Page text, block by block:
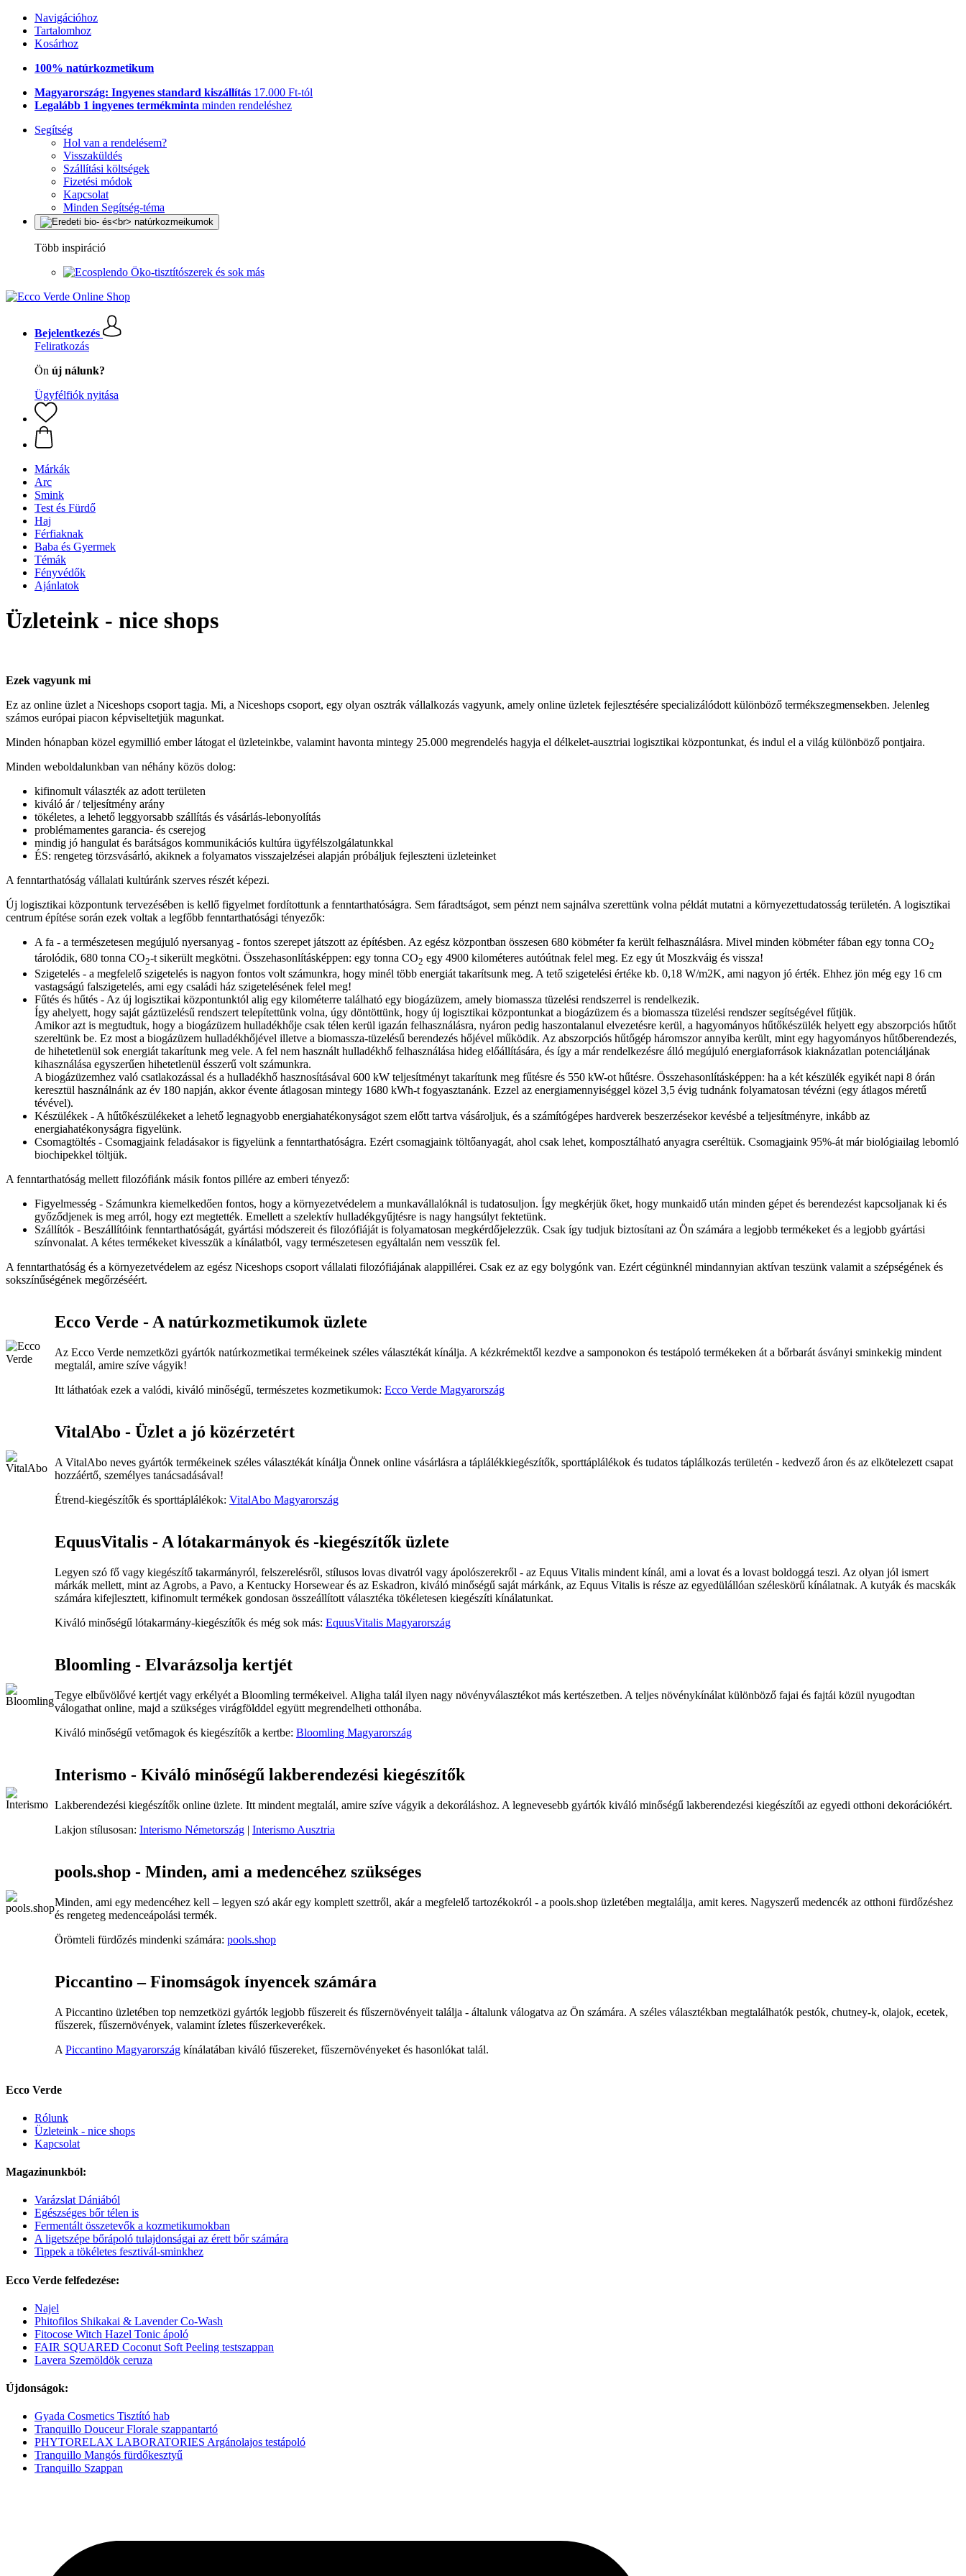
Navigációhoz
Tartalomhoz
Kosárhoz
100% natúrkozmetikum
Magyarország: Ingyenes standard kiszállítás 17.000 Ft-tól
Legalább 1 ingyenes termékminta minden rendeléshez
Segítség
Hol van a rendelésem?
Visszaküldés
Szállítási költségek
Fizetési módok
Kapcsolat
Minden Segítség-téma
Több inspiráció
Öko-tisztítószerek és sok más
Bejelentkezés
Feliratkozás
Ön új nálunk?
Ügyfélfiók nyitása
Márkák
Arc
Smink
Test és Fürdő
Haj
Férfiaknak
Baba és Gyermek
Témák
Fényvédők
Ajánlatok
Üzleteink - nice shops
Ezek vagyunk mi
Ez az online üzlet a Niceshops csoport tagja. Mi, a Niceshops csoport, egy olyan osztrák vállalkozás vagyunk, amely online üzletek fejlesztésére specializálódott különböző termékszegmensekben. Jelenleg
számos európai piacon képviseltetjük magunkat.
Minden hónapban közel egymillió ember látogat el üzleteinkbe, valamint havonta mintegy 25.000 megrendelés hagyja el délkelet-ausztriai logisztikai központunkat, és indul el a világ különböző pontjaira.
Minden weboldalunkban van néhány közös dolog:
kifinomult választék az adott területen
kiváló ár / teljesítmény arány
tökéletes, a lehető leggyorsabb szállítás és vásárlás-lebonyolítás
problémamentes garancia- és cserejog
mindig jó hangulat és barátságos kommunikációs kultúra ügyfélszolgálatunkkal
ÉS: rengeteg törzsvásárló, akiknek a folyamatos visszajelzései alapján próbáljuk fejleszteni üzleteinket
A fenntarthatóság vállalati kultúránk szerves részét képezi.
Új logisztikai központunk tervezésében is kellő figyelmet fordítottunk a fenntarthatóságra. Sem fáradtságot, sem pénzt nem sajnálva szerettünk volna példát mutatni a környezettudatosság területén. A logisztikai
centrum építése során ezek voltak a legfőbb fenntarthatósági tényezők:
A fa - a természetesen megújuló nyersanyag - fontos szerepet játszott az építésben. Az egész központban összesen 680 köbméter fa került felhasználásra. Mivel minden köbméter fában egy tonna CO2
tárolódik, 680 tonna CO2-t sikerült megkötni. Összehasonlításképpen: egy tonna CO2 egy 4900 kilométeres autóútnak felel meg. Ez egy út Moszkváig és vissza!
Szigetelés - a megfelelő szigetelés is nagyon fontos volt számunkra, hogy minél több energiát takarítsunk meg. A tető szigetelési értéke kb. 0,18 W/m2K, ami nagyon jó érték. Ehhez jön még egy 16 cm
vastagságú falszigetelés, ami egy családi ház szigetelésének felel meg!
Fűtés és hűtés - Az új logisztikai központunktól alig egy kilométerre található egy biogázüzem, amely biomassza tüzelési rendszerrel is rendelkezik.
Így ahelyett, hogy saját gáztüzelésű rendszert telepítettünk volna, úgy döntöttünk, hogy új logisztikai központunkat a biogázüzem és a biomassza tüzelési rendszer segítségével fűtjük.
Amikor azt is megtudtuk, hogy a biogázüzem hulladékhője csak télen kerül igazán felhasználásra, nyáron pedig haszontalanul elvezetésre kerül, a hagyományos hűtőkészülék helyett egy abszorpciós hűtőt
szereltünk be. Ez most a biogázüzem hulladékhőjével illetve a biomassza-tüzelésű berendezés hőjével működik. Az abszorpciós hűtőgép háromszor annyiba került, mint egy hagyományos hűtőberendezés,
de hihetetlenül sok energiát takarítunk meg vele. A fel nem használt hulladékhő felhasználása hideg előállítására, és így a már rendelkezésre álló megújuló energiaforrások kiaknázatlan potenciáljának
kihasználása egyszerűen hihetetlenül ésszerű volt számunkra.
A biogázüzemhez való csatlakozással és a hulladékhő hasznosításával 600 kW teljesítményt takarítunk meg fűtésre és 550 kW-ot hűtésre. Összehasonlításképpen: ha a két készülék egyikét napi 8 órán
keresztül használnánk az év 180 napján, akkor évente átlagosan mintegy 1680 kWh-t fogyasztanánk. Ezzel az energiamennyiséggel közel 3,5 évig tudnánk folyamatosan tévézni (egy átlagos méretű
tévével).
Készülékek - A hűtőkészülékeket a lehető legnagyobb energiahatékonyságot szem előtt tartva vásároljuk, és a számítógépes hardverek beszerzésekor kevésbé a teljesítményre, inkább az
energiahatékonyságra figyelünk.
Csomagtöltés - Csomagjaink feladásakor is figyelünk a fenntarthatóságra. Ezért csomagjaink töltőanyagát, ahol csak lehet, komposztálható anyagra cseréltük. Csomagjaink 95%-át már biológiailag lebomló
biochipekkel töltjük.
A fenntarthatóság mellett filozófiánk másik fontos pillére az emberi tényező:
Figyelmesség - Számunkra kiemelkedően fontos, hogy a környezetvédelem a munkavállalóknál is tudatosuljon. Így megkérjük őket, hogy munkaidő után minden gépet és berendezést kapcsoljanak ki és
győződjenek is meg arról, hogy ezt megtették. Emellett a szelektív hulladékgyűjtésre is nagy hangsúlyt fektetünk.
Szállítók - Beszállítóink fenntarthatóságát, gyártási módszereit és filozófiáját is folyamatosan megkérdőjelezzük. Csak így tudjuk biztosítani az Ön számára a legjobb termékeket és a legjobb gyártási
színvonalat. A kétes termékeket kivesszük a kínálatból, vagy természetesen egyáltalán nem vesszük fel.
A fenntarthatóság és a környezetvédelem az egész Niceshops csoport vállalati filozófiájának alappillérei. Csak ez az egy bolygónk van. Ezért cégünknél mindannyian aktívan teszünk valamit a szépségének és
sokszínűségének megőrzéséért.
Ecco Verde - A natúrkozmetikumok üzlete
Az Ecco Verde nemzetközi gyártók natúrkozmetikai termékeinek széles választékát kínálja. A kézkrémektől kezdve a samponokon és testápoló termékeken át a bőrbarát ásványi sminkekig mindent
megtalál, amire szíve vágyik!
Itt láthatóak ezek a valódi, kiváló minőségű, természetes kozmetikumok: Ecco Verde Magyarország
VitalAbo - Üzlet a jó közérzetért
A VitalAbo neves gyártók termékeinek széles választékát kínálja Önnek online vásárlásra a táplálékkiegészítők, sporttáplálékok és tudatos táplálkozás területén - kedvező áron és az elkötelezett csapat
hozzáértő, személyes tanácsadásával!
Étrend-kiegészítők és sporttáplálékok: VitalAbo Magyarország
EquusVitalis - A lótakarmányok és -kiegészítők üzlete
Legyen szó fő vagy kiegészítő takarmányról, felszerelésről, stílusos lovas divatról vagy ápolószerekről - az Equus Vitalis mindent kínál, ami a lovat és a lovast boldoggá teszi. Az olyan jól ismert
márkák mellett, mint az Agrobs, a Pavo, a Kentucky Horsewear és az Eskadron, kiváló minőségű saját márkánk, az Equus Vitalis is része az egyedülállóan széleskörű kínálatnak. A kutyák és macskák
számára kifejlesztett, kifinomult termékek gondosan összeállított választéka tökéletesen kiegészíti kínálatunkat.
Kiváló minőségű lótakarmány-kiegészítők és még sok más: EquusVitalis Magyarország
Bloomling - Elvarázsolja kertjét
Tegye elbűvölővé kertjét vagy erkélyét a Bloomling termékeivel. Aligha talál ilyen nagy növényválasztékot más kertészetben. A teljes növénykínálat különböző fajai és fajtái közül nyugodtan
válogathat online, majd a szükséges virágfölddel együtt megrendelheti otthonába.
Kiváló minőségű vetőmagok és kiegészítők a kertbe: Bloomling Magyarország
Interismo - Kiváló minőségű lakberendezési kiegészítők
Lakberendezési kiegészítők online üzlete. Itt mindent megtalál, amire szíve vágyik a dekoráláshoz. A legnevesebb gyártók kiváló minőségű lakberendezési kiegészítői az egyedi otthoni dekorációkért.
Lakjon stílusosan: Interismo Németország | Interismo Ausztria
pools.shop - Minden, ami a medencéhez szükséges
Minden, ami egy medencéhez kell – legyen szó akár egy komplett szettről, akár a megfelelő tartozékokról - a pools.shop üzletében megtalálja, amit keres. Nagyszerű medencék az otthoni fürdőzéshez
és rengeteg medenceápolási termék.
Örömteli fürdőzés mindenki számára: pools.shop
Piccantino – Finomságok ínyencek számára
A Piccantino üzletében top nemzetközi gyártók legjobb fűszereit és fűszernövényeit találja - általunk válogatva az Ön számára. A széles választékban megtalálhatók pestók, chutney-k, olajok, ecetek,
fűszerek, fűszernövények, valamint ízletes fűszerkeverékek.
A Piccantino Magyarország kínálatában kiváló fűszereket, fűszernövényeket és hasonlókat talál.
Ecco Verde
Rólunk
Üzleteink - nice shops
Kapcsolat
Magazinunkból:
Varázslat Dániából
Egészséges bőr télen is
Fermentált összetevők a kozmetikumokban
A ligetszépe bőrápoló tulajdonságai az érett bőr számára
Tippek a tökéletes fesztivál-sminkhez
Ecco Verde felfedezése:
Najel
Phitofilos Shikakai & Lavender Co-Wash
Fitocose Witch Hazel Tonic ápoló
FAIR SQUARED Coconut Soft Peeling testszappan
Lavera Szemöldök ceruza
Újdonságok:
Gyada Cosmetics Tisztító hab
Tranquillo Douceur Florale szappantartó
PHYTORELAX LABORATORIES Argánolajos testápoló
Tranquillo Mangós fürdőkesztyű
Tranquillo Szappan